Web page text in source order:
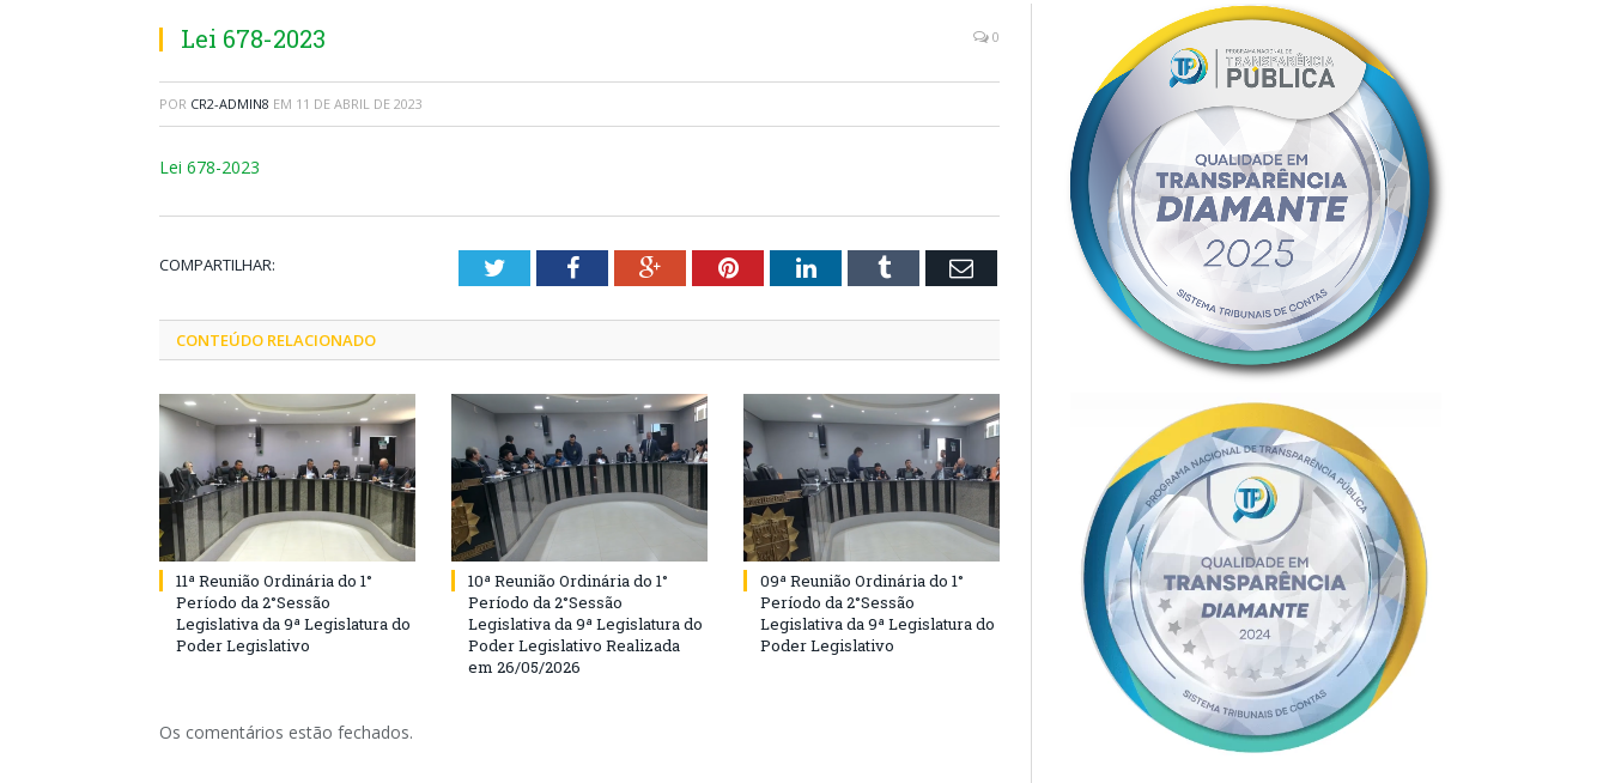
Lei 678-2023 0
POR CR2-ADMIN8 EM 11 DE ABRIL DE 2023
Lei 678-2023
COMPARTILHAR: TwitterFacebookGoogle+PinterestLinkedInTumblr Email
CONTEÚDO RELACIONADO
11ª Reunião Ordinária do 1°
Período da 2°Sessão
Legislativa da 9ª Legislatura do
Poder Legislativo
10ª Reunião Ordinária do 1°
Período da 2°Sessão
Legislativa da 9ª Legislatura do
Poder Legislativo Realizada
em 26/05/2026
09ª Reunião Ordinária do 1°
Período da 2°Sessão
Legislativa da 9ª Legislatura do
Poder Legislativo
Os comentários estão fechados.